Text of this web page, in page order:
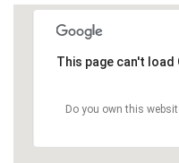
This page can't
Do you own this